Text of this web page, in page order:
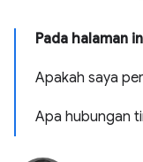
Pada halaman
Apakah saya
Apa hubungan